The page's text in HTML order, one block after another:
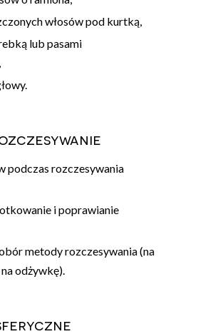
włosów pod kurtką,
lub pasami
podczas rozczesywania
i poprawianie
metody rozczesywania (na
odżywkę).